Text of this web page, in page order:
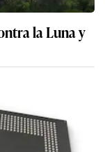
la Luna y